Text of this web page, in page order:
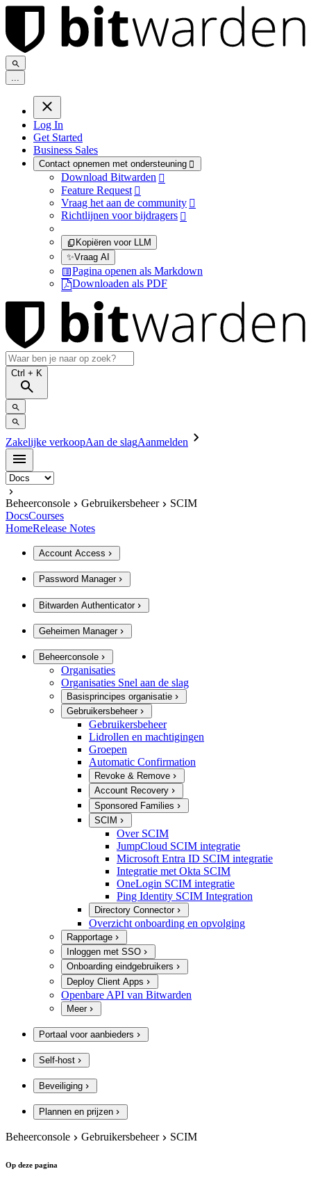
...
Log In
Get Started
Business Sales
Contact opnemen met ondersteuning 
Download Bitwarden 
Feature Request 
Vraag het aan de community 
Richtlijnen voor bijdragers 
Kopiëren voor LLM
✨Vraag AI
Pagina openen als Markdown
Downloaden als PDF
Ctrl + K
Zakelijke verkoopAan de slagAanmelden
Beheerconsole Gebruikersbeheer
SCIM
DocsCourses
HomeRelease Notes
Account Access
Password Manager
Bitwarden Authenticator
Geheimen Manager
Beheerconsole
Organisaties
Organisaties Snel aan de slag
Basisprincipes organisatie
Gebruikersbeheer
Gebruikersbeheer
Lidrollen en machtigingen
Groepen
Automatic Confirmation
Revoke & Remove
Account Recovery
Sponsored Families
SCIM
Over SCIM
JumpCloud SCIM integratie
Microsoft Entra ID SCIM integratie
Integratie met Okta SCIM
OneLogin SCIM integratie
Ping Identity SCIM Integration
Directory Connector
Overzicht onboarding en opvolging
Rapportage
Inloggen met SSO
Onboarding eindgebruikers
Deploy Client Apps
Openbare API van Bitwarden
Meer
Portaal voor aanbieders
Self-host
Beveiliging
Plannen en prijzen
Beheerconsole Gebruikersbeheer SCIM
Op deze pagina